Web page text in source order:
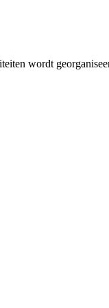
wordt